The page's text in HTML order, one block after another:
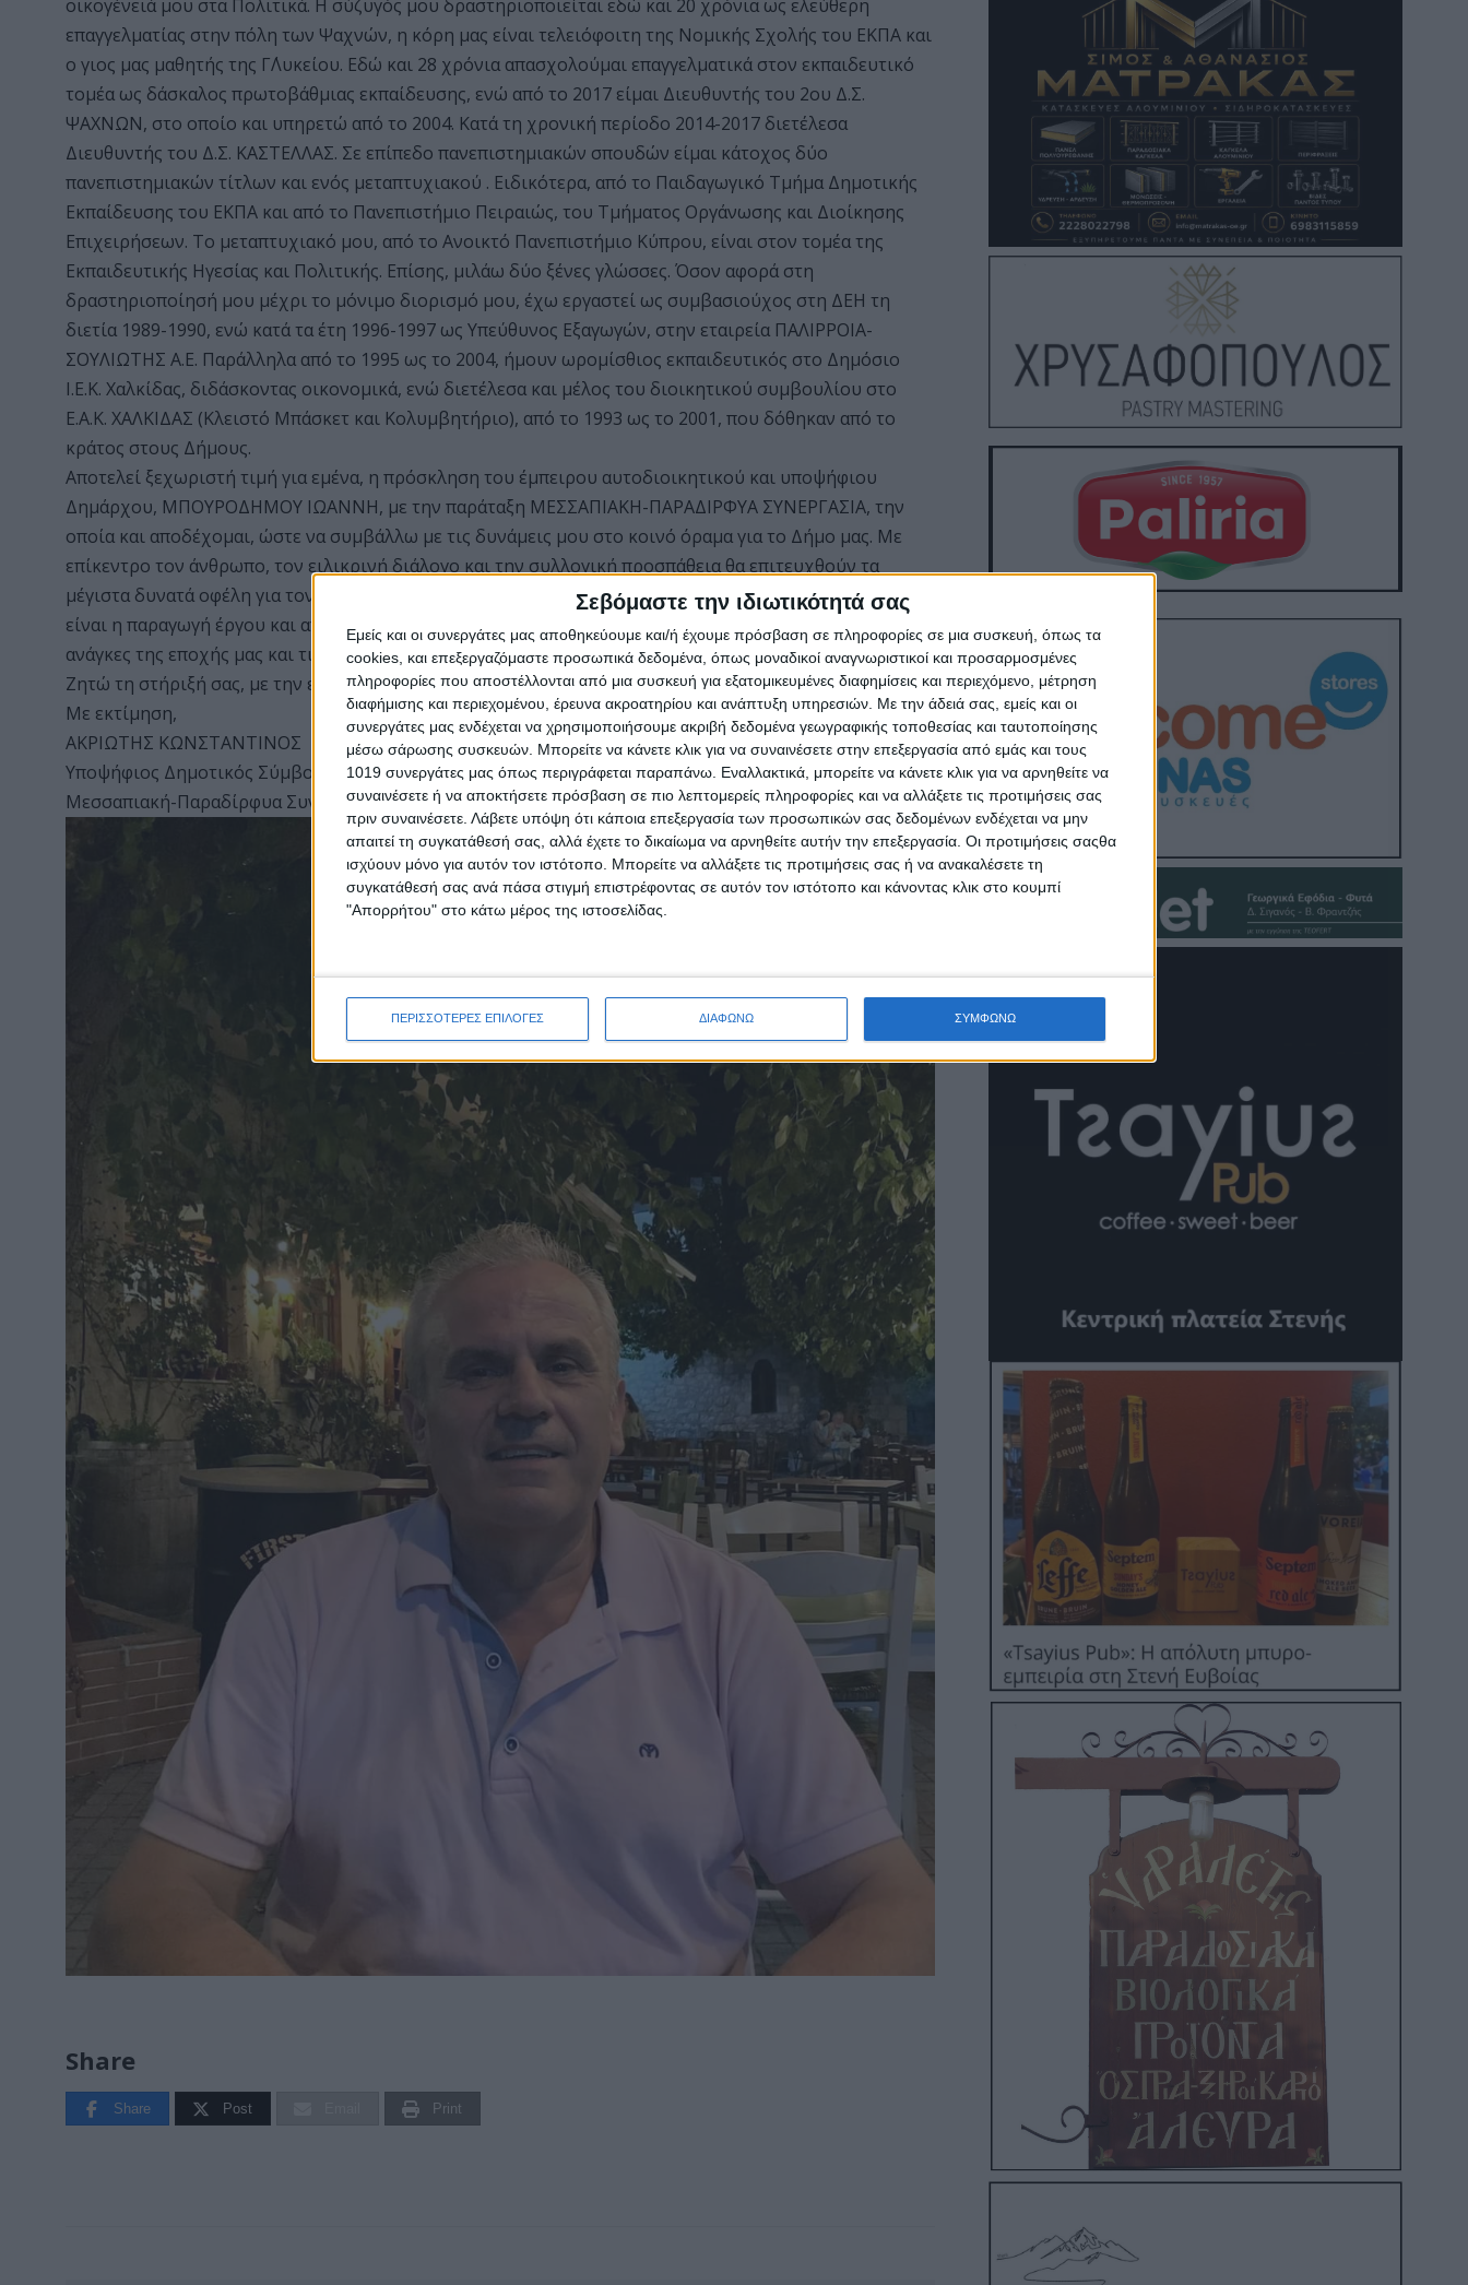
Σεβόμαστε την ιδιωτικότητά σας
Εμείς και οι συνεργάτες μας αποθηκεύουμε και/ή έχουμε πρόσβαση σε πληροφορίες σε μια συσκευή, όπως τα
cookies, και επεξεργαζόμαστε προσωπικά δεδομένα, όπως μοναδικοί αναγνωριστικοί και προσαρμοσμένες
πληροφορίες που αποστέλλονται από μια συσκευή για εξατομικευμένες διαφημίσεις και περιεχόμενο, μέτρηση
διαφήμισης και περιεχομένου, έρευνα ακροατηρίου και ανάπτυξη υπηρεσιών. Με την άδειά σας, εμείς και οι
συνεργάτες μας ενδέχεται να χρησιμοποιήσουμε ακριβή δεδομένα γεωγραφικής τοποθεσίας και ταυτοποίησης
μέσω σάρωσης συσκευών. Μπορείτε να κάνετε κλικ για να συναινέσετε στην επεξεργασία από εμάς και τους
1019 συνεργάτες μας όπως περιγράφεται παραπάνω. Εναλλακτικά, μπορείτε να κάνετε κλικ για να αρνηθείτε να
συναινέσετε ή να αποκτήσετε πρόσβαση σε πιο λεπτομερείς πληροφορίες και να αλλάξετε τις προτιμήσεις σας
πριν συναινέσετε. Λάβετε υπόψη ότι κάποια επεξεργασία των προσωπικών σας δεδομένων ενδέχεται να μην
απαιτεί τη συγκατάθεσή σας, αλλά έχετε το δικαίωμα να αρνηθείτε αυτήν την επεξεργασία. Οι προτιμήσεις σαςθα
ισχύουν μόνο για αυτόν τον ιστότοπο. Μπορείτε να αλλάξετε τις προτιμήσεις σας ή να ανακαλέσετε τη
συγκατάθεσή σας ανά πάσα στιγμή επιστρέφοντας σε αυτόν τον ιστότοπο και κάνοντας κλικ στο κουμπί
"Απορρήτου" στο κάτω μέρος της ιστοσελίδας.
ΠΕΡΙΣΣΟΤΕΡΕΣ ΕΠΙΛΟΓΕΣ ΔΙΑΦΩΝΩ ΣΥΜΦΩΝΩ
οικογένειά μου στα Πολιτικά. Η σύζυγός μου δραστηριοποιείται εδώ και 20 χρόνια ως ελεύθερη
επαγγελματίας στην πόλη των Ψαχνών, η κόρη μας είναι τελειόφοιτη της Νομικής Σχολής του ΕΚΠΑ και
ο γιος μας μαθητής της Γ΄Λυκείου. Εδώ και 28 χρόνια απασχολούμαι επαγγελματικά στον εκπαιδευτικό
τομέα ως δάσκαλος πρωτοβάθμιας εκπαίδευσης, ενώ από το 2017 είμαι Διευθυντής του 2ου Δ.Σ.
ΨΑΧΝΩΝ, στο οποίο και υπηρετώ από το 2004. Κατά τη χρονική περίοδο 2014-2017 διετέλεσα
Διευθυντής του Δ.Σ. ΚΑΣΤΕΛΛΑΣ. Σε επίπεδο πανεπιστημιακών σπουδών είμαι κάτοχος δύο
πανεπιστημιακών τίτλων και ενός μεταπτυχιακού . Ειδικότερα, από το Παιδαγωγικό Τμήμα Δημοτικής
Εκπαίδευσης του ΕΚΠΑ και από το Πανεπιστήμιο Πειραιώς, του Τμήματος Οργάνωσης και Διοίκησης
Επιχειρήσεων. Το μεταπτυχιακό μου, από το Ανοικτό Πανεπιστήμιο Κύπρου, είναι στον τομέα της
Εκπαιδευτικής Ηγεσίας και Πολιτικής. Επίσης, μιλάω δύο ξένες γλώσσες. Όσον αφορά στη
δραστηριοποίησή μου μέχρι το μόνιμο διορισμό μου, έχω εργαστεί ως συμβασιούχος στη ΔΕΗ τη
διετία 1989-1990, ενώ κατά τα έτη 1996-1997 ως Υπεύθυνος Εξαγωγών, στην εταιρεία ΠΑΛΙΡΡΟΙΑ-
ΣΟΥΛΙΩΤΗΣ Α.Ε. Παράλληλα από το 1995 ως το 2004, ήμουν ωρομίσθιος εκπαιδευτικός στο Δημόσιο
Ι.Ε.Κ. Χαλκίδας, διδάσκοντας οικονομικά, ενώ διετέλεσα και μέλος του διοικητικού συμβουλίου στο
Ε.Α.Κ. ΧΑΛΚΙΔΑΣ (Κλειστό Μπάσκετ και Κολυμβητήριο), από το 1993 ως το 2001, που δόθηκαν από το
κράτος στους Δήμους.
Αποτελεί ξεχωριστή τιμή για εμένα, η πρόσκληση του έμπειρου αυτοδιοικητικού και υποψήφιου
Δημάρχου, ΜΠΟΥΡΟΔΗΜΟΥ ΙΩΑΝΝΗ, με την παράταξη ΜΕΣΣΑΠΙΑΚΗ-ΠΑΡΑΔΙΡΦΥΑ ΣΥΝΕΡΓΑΣΙΑ, την
οποία και αποδέχομαι, ώστε να συμβάλλω με τις δυνάμεις μου στο κοινό όραμα για το Δήμο μας. Με
επίκεντρο τον άνθρωπο, τον ειλικρινή διάλογο και την συλλογική προσπάθεια θα επιτευχθούν τα
μέγιστα δυνατά οφέλη για τον Δήμο μας. Δεν αρκεί από μόνο του το όραμα, αλλά βασική παράμετρος
είναι η παραγωγή έργου και αποτελέσματος από αυτό, ώστε να φανούμε ικανοί να ανταποκριθούμε στις
ανάγκες της εποχής μας και τις προκλήσεις του μέλλοντος, για εμάς και τα παιδιά μας.
Ζητώ τη στήριξή σας, με την ελπίδα να φανώ αντάξιος των προσδοκιών σας.
Με εκτίμηση,
ΑΚΡΙΩΤΗΣ ΚΩΝΣΤΑΝΤΙΝΟΣ
Υποψήφιος Δημοτικός Σύμβουλος
Μεσσαπιακή-Παραδίρφυα Συνεργασία Διρφύων-Μεσσαπίων
Share
Share Post Print